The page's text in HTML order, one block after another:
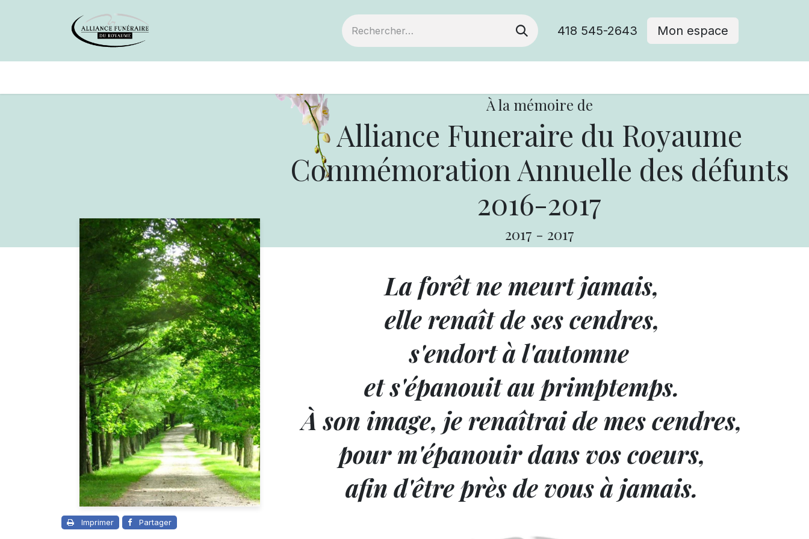
418 545-2643 Mon espace
À la mémoire de
Alliance Funeraire du Royaume
Commémoration Annuelle des défunts
2016-2017
2017 - 2017
Imprimer Partager
La forêt ne meurt jamais,
elle renaît de ses cendres,
s'endort à l'automne
et s'épanouit au primptemps.
À son image, je renaîtrai de mes cendres,
pour m'épanouir dans vos coeurs,
afin d'être près de vous à jamais.